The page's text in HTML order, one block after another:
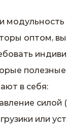
модульность
оптом,
в себя:
силой
или